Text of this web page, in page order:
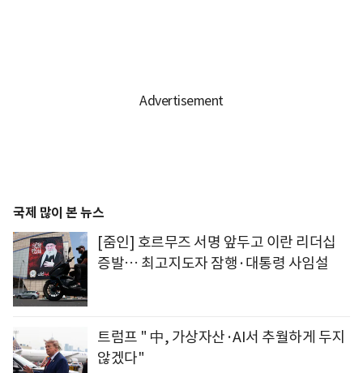
국제 많이 본 뉴스
[줌인] 호르무즈 서명 앞두고 이란 리더십
증발… 최고지도자 잠행·대통령 사임설
트럼프 " 中, 가상자산·AI서 추월하게 두지
않겠다"